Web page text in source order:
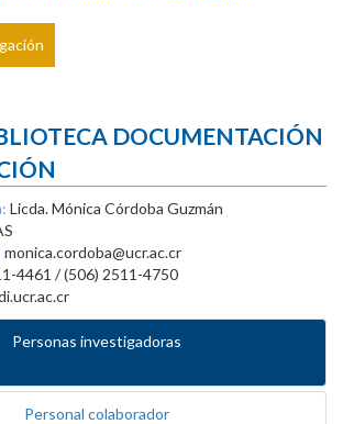
DOCUMENTACIÓN
Licda. Mónica Córdoba Guzmán
monica.cordoba@ucr.ac.cr
4461 / (506) 2511-4750
Personas investigadoras
Personal colaborador